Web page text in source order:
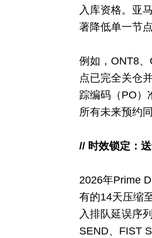
入库资格。亚
著降低单一节
例如，ONT8
点已完全关仓
踪编码（PO
所有未来预约
// 时效锁定：
2026年Prime
有的14天压缩
入排队延误序
SEND、FIST